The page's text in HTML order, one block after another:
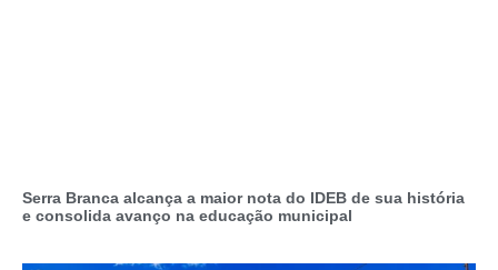
Serra Branca alcança a maior nota do IDEB de sua história
e consolida avanço na educação municipal